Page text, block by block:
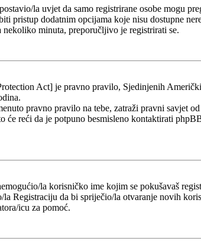
la uvjet da samo registrirane osobe mogu
pristup dodatnim opcijama koje nisu dostupne
nekoliko minuta, preporučljivo je registrirati se.
Act] je pravno pravilo, Sjedinjenih
pravno pravilo na tebe, zatraži pravni savjet od
će reći da je potpuno besmisleno kontaktirati
la korisničko ime kojim se pokušavaš
la Registraciju da bi spriječio/la otvaranje novih
icu za pomoć.